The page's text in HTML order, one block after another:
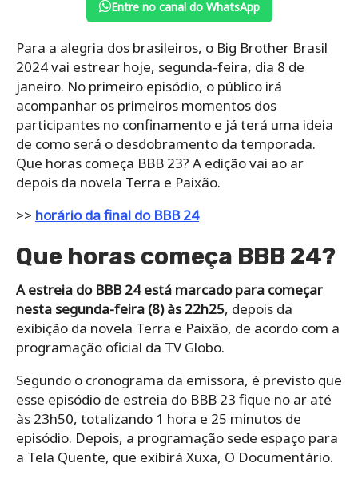
Entre no canal do WhatsApp
Para a alegria dos brasileiros, o Big Brother Brasil
2024 vai estrear hoje, segunda-feira, dia 8 de
janeiro. No primeiro episódio, o público irá
acompanhar os primeiros momentos dos
participantes no confinamento e já terá uma ideia
de como será o desdobramento da temporada.
Que horas começa BBB 23? A edição vai ao ar
depois da novela Terra e Paixão.
>> horário da final do BBB 24
Que horas começa BBB 24?
A estreia do BBB 24 está marcado para começar
nesta segunda-feira (8) às 22h25, depois da
exibição da novela Terra e Paixão, de acordo com a
programação oficial da TV Globo.
Segundo o cronograma da emissora, é previsto que
esse episódio de estreia do BBB 23 fique no ar até
às 23h50, totalizando 1 hora e 25 minutos de
episódio. Depois, a programação sede espaço para
a Tela Quente, que exibirá Xuxa, O Documentário.